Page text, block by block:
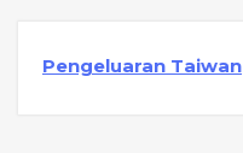
Pengeluaran Taiwan